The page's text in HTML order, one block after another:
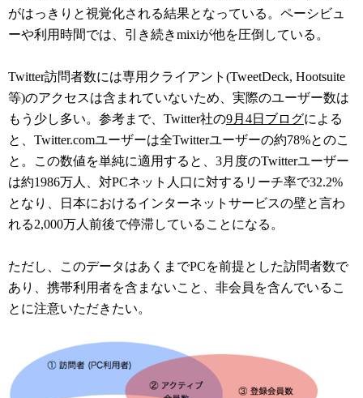
がはっきりと視覚化される結果となっている。ペーシビュ
ーや利用時間では、引き続きmixiが他を圧倒している。
Twitter訪問者数には専用クライアント(TweetDeck, Hootsuite
等)のアクセスは含まれていないため、実際のユーザー数は
もう少し多い。参考まで、Twitter社の9月4日ブログによる
と、Twitter.comユーザーは全Twitterユーザーの約78%とのこ
と。この数値を単純に適用すると、3月度のTwitterユーザー
は約1986万人、対PCネット人口に対するリーチ率で32.2%
となり、日本におけるインターネットサービスの壁と言わ
れる2,000万人前後で停滞していることになる。
ただし、このデータはあくまでPCを前提とした訪問者数で
あり、携帯利用者を含まないこと、非会員を含んでいるこ
とに注意いただきたい。